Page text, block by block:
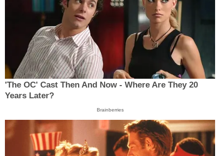
'The OC' Cast Then And Now - Where Are They 20
Years Later?
Brainberries